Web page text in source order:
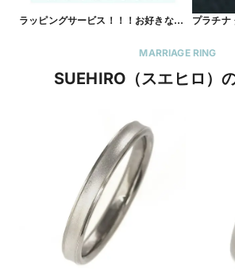
ラッピングサービス！！！お好きな
タリのグレーケースをサービス！
プラチナ
MARRIAGE RING
SUEHIRO（スエヒロ）